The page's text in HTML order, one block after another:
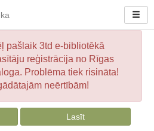
pašlaik 3td e-bibliotēkā
reģistrācija no Rīgas
Problēma tiek risināta!
neērtībām!
Lasīt